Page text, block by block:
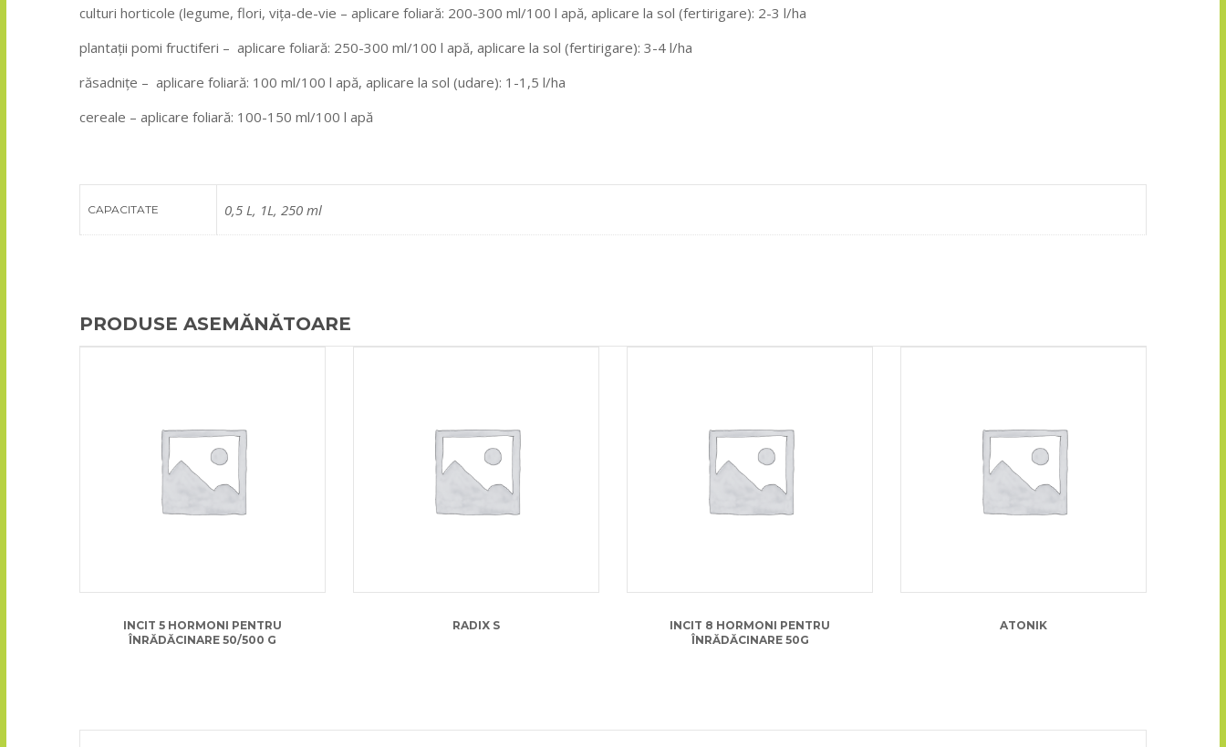
culturi horticole (legume, flori, vița-de-vie – aplicare foliară: 200-300 ml/100 l apă, aplicare la sol (fertirigare): 2-3 l/ha
plantații pomi fructiferi – aplicare foliară: 250-300 ml/100 l apă, aplicare la sol (fertirigare): 3-4 l/ha
răsadnițe – aplicare foliară: 100 ml/100 l apă, aplicare la sol (udare): 1-1,5 l/ha
cereale – aplicare foliară: 100-150 ml/100 l apă
CAPACITATE 0,5 L, 1L, 250 ml
PRODUSE ASEMĂNĂTOARE
16.00lei
INCIT 5 HORMONI PENTRU
ÎNRĂDĂCINARE 50/500 G
23.00lei
RADIX S
18.00lei
INCIT 8 HORMONI PENTRU
ÎNRĂDĂCINARE 50G
37.00lei
ATONIK